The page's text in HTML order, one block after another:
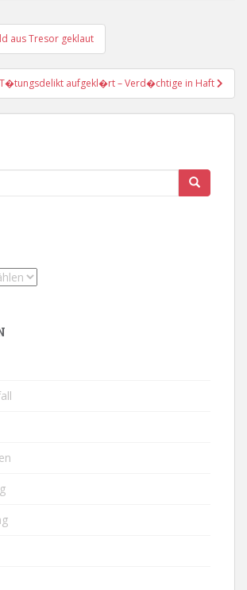
aus Tresor geklaut
T�tungsdelikt aufgekl�rt – Verd�chtige in Haft